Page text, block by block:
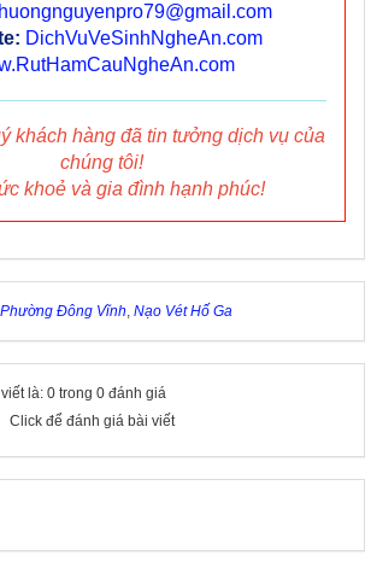
DichVuVeSinhNgheAn.com
khách hàng đã tin tưởng dịch vụ của
chúng tôi!
khoẻ và gia đình hạnh phúc!
Phường Đông Vĩnh, Nạo Vét Hố Ga
là: 0 trong 0 đánh giá
Click để đánh giá bài viết